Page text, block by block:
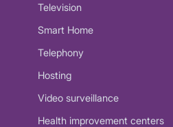
Television
Smart Home
Telephony
Hosting
Video surveillance
Health improvement centers